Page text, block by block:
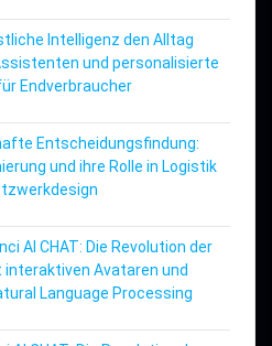
Intelligenz den Alltag
und personalisierte
Endverbraucher
Entscheidungsfindung:
und ihre Rolle in Logistik
AI CHAT: Die Revolution der
Avataren und
Language Processing